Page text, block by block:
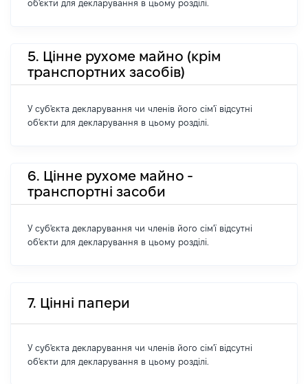
об'єкти для декларування в цьому розділі.
5. Цінне рухоме майно (крім
транспортних засобів)
У суб'єкта декларування чи членів його сім'ї відсутні
об'єкти для декларування в цьому розділі.
6. Цінне рухоме майно -
транспортні засоби
У суб'єкта декларування чи членів його сім'ї відсутні
об'єкти для декларування в цьому розділі.
7. Цінні папери
У суб'єкта декларування чи членів його сім'ї відсутні
об'єкти для декларування в цьому розділі.